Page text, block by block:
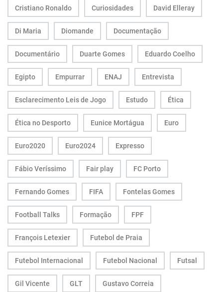
Cristiano Ronaldo Curiosidades David Elleray
Di Maria Diomande Documentação
Documentário Duarte Gomes Eduardo Coelho
Egipto Empurrar ENAJ Entrevista
Esclarecimento Leis de Jogo Estudo Ética
Ética no Desporto Eunice Mortágua Euro
Euro2020 Euro2024 Expresso
Fábio Veríssimo Fair play FC Porto
Fernando Gomes FIFA Fontelas Gomes
Football Talks Formação FPF
François Letexier Futebol de Praia
Futebol Internacional Futebol Nacional Futsal
Gil Vicente GLT Gustavo Correia